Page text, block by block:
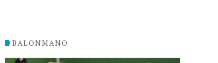
BALONMANO